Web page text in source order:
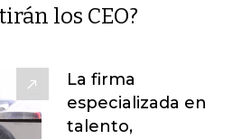
los CEO?
La firma
especializada en
talento,